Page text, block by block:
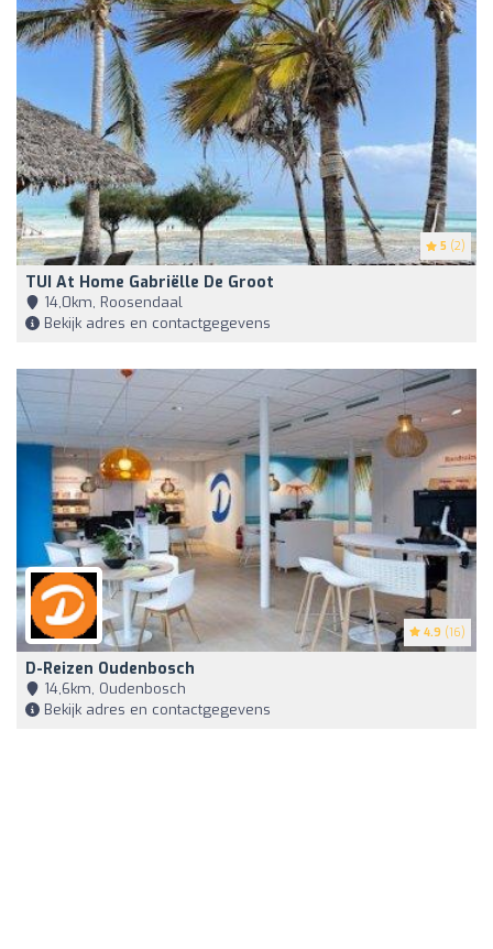
5 (2)
TUI At Home Gabriëlle De Groot
14,0km, Roosendaal
Bekijk adres en contactgegevens
4.9 (16)
D-Reizen Oudenbosch
14,6km, Oudenbosch
Bekijk adres en contactgegevens